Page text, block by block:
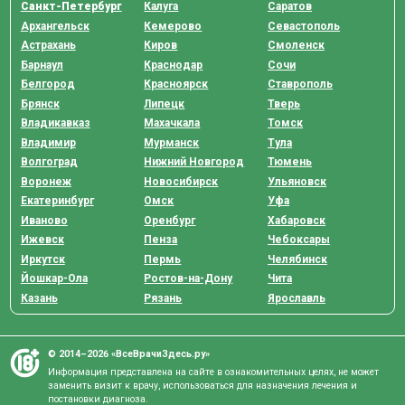
рекомендации и составил лечение. Общаться с Григорием
Юрьевичем было комфортно, он тактичный специалист. Я
обратился бы повторно к нему.
АВладимир,
04 апреля 2025
рекомендации. Григорий Юрьевич врач с широким кругозором, у
него большой опыт работы. Я благодарен специалисту за его
работу.
ААлена,
Григорий Юрьевич провел удаление бородавок. Доктор
профессионал, доброжелательный. Быстро определил
проблему. Оказал нужную мне услугу.
А
Тимофей,
29 января 2025
Григорий Юрьевич вежливый и профессиональный врач. На
приеме он опросил и проконсультировал меня. По итогу визита
Санкт-Петербург
Архангельск
Астрахань
Барнаул
Белгород
Брянск
Владикавказ
Владимир
Волгоград
Воронеж
Екатеринбург
Иваново
Ижевск
Иркутск
Йошкар-Ола
Казань
Калуга
Кемерово
Киров
Краснодар
Красноярск
Липецк
Махачкала
Мурманск
Нижний Новгород
Новосибирск
Омск
Оренбург
Пенза
Пермь
Ростов-на-Дону
Рязань
Саратов
Севастополь
Смоленск
Сочи
Ставрополь
Тверь
Томск
Тула
Тюмень
Ульяновск
Уфа
Хабаровск
Чебоксары
Челябинск
Чита
Ярославль
© 2014–2026 «ВсеВрачиЗдесь.ру»
Информация представлена на сайте в ознакомительных целях, не может
заменить визит к врачу, использоваться для назначения лечения и
постановки диагноза.